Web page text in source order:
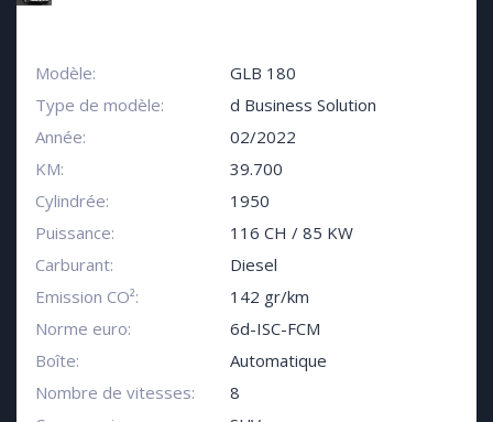
Modèle:
GLB 180
Type de modèle:
d Business Solution
Année:
02/2022
KM:
39.700
Cylindrée:
1950
Puissance:
116 CH / 85 KW
Carburant:
Diesel
Emission CO²:
142 gr/km
Norme euro:
6d-ISC-FCM
Boîte:
Automatique
Nombre de vitesses:
8